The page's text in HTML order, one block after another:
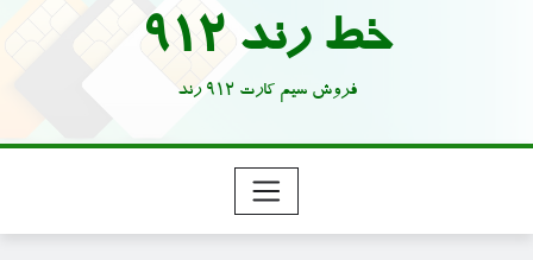
خط رند 912
فروش سیم کارت 912 رند